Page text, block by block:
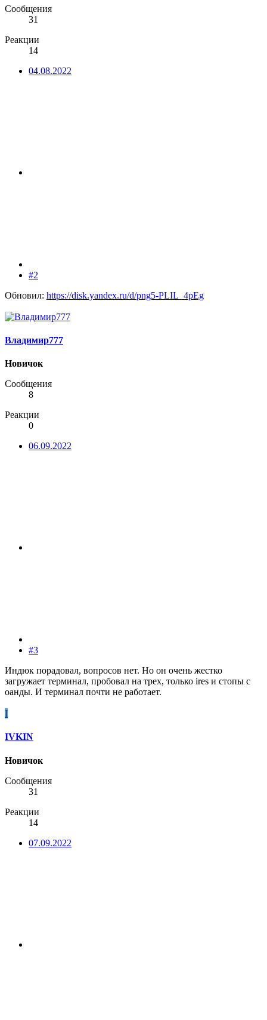
Сообщения
31
Реакции
14
04.08.2022
#2
Обновил: https://disk.yandex.ru/d/png5-PLIL_4pEg
Владимир777
Новичок
Сообщения
8
Реакции
0
06.09.2022
#3
Индюк порадовал, вопросов нет. Но он очень жестко
загружает терминал, пробовал на трех, только ires и стопы с
оанды. И терминал почти не работает.
I
IVKIN
Новичок
Сообщения
31
Реакции
14
07.09.2022